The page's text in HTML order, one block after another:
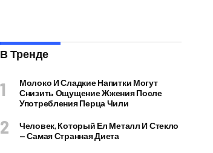
В Тренде
Молоко И Сладкие Напитки Могут
Снизить Ощущение Жжения После
Употребления Перца Чили
Человек, Который Ел Металл И Стекло
— Самая Странная Диета